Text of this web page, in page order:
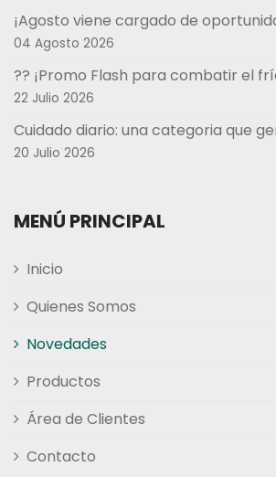
¡Agosto viene cargado de
04 Agosto 2026
?? ¡Promo Flash para combatir el
22 Julio 2026
Cuidado diario: una categoria que
20 Julio 2026
MENÚ PRINCIPAL
Inicio
Quienes Somos
Novedades
Productos
Área de Clientes
Contacto